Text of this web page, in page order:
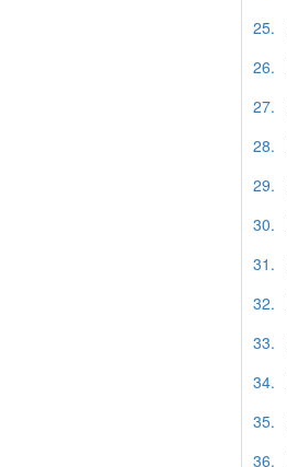
25.
26.
27.
28.
29.
30.
31.
32.
33.
34.
35.
36.